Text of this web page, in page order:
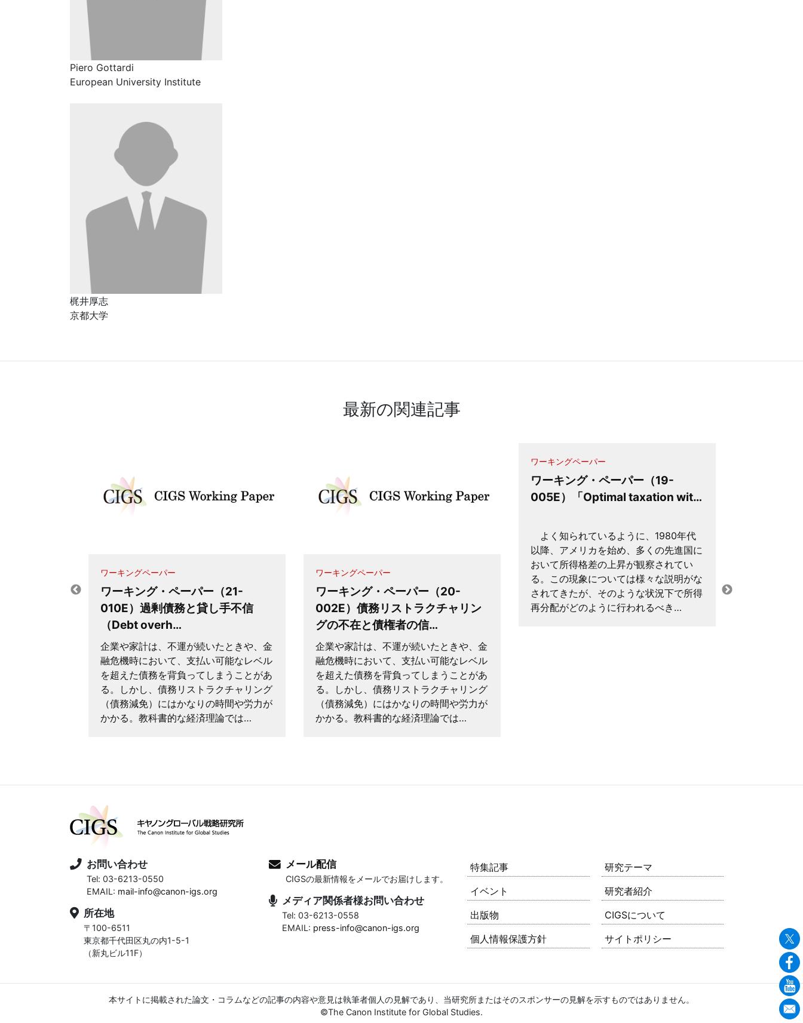
Piero Gottardi
European University Institute
梶井厚志
京都大学
最新の関連記事
ワーキングペーパー
ワーキング・ペーパー（21-
010E）過剰債務と貸し手不信
（Debt overh…
企業や家計は、不運が続いたときや、金
融危機時において、支払い可能なレベル
を超えた債務を背負ってしまうことがあ
る。しかし、債務リストラクチャリング
（債務減免）にはかなりの時間や労力が
かかる。教科書的な経済理論では…
ワーキングペーパー
ワーキング・ペーパー（20-
002E）債務リストラクチャリン
グの不在と債権者の信…
企業や家計は、不運が続いたときや、金
融危機時において、支払い可能なレベル
を超えた債務を背負ってしまうことがあ
る。しかし、債務リストラクチャリング
（債務減免）にはかなりの時間や労力が
かかる。教科書的な経済理論では…
ワーキングペーパー
ワーキング・ペーパー（19-
005E）「Optimal taxation wit…
よく知られているように、1980年代
以降、アメリカを始め、多くの先進国に
おいて所得格差の上昇が観察されてい
る。この現象については様々な説明がな
されてきたが、そのような状況下で所得
再分配がどのように行われるべき…
お問い合わせ
Tel: 03-6213-0550
EMAIL: mail-info@canon-igs.org
所在地
〒100-6511
東京都千代田区丸の内1-5-1
（新丸ビル11F）
メール配信
CIGSの最新情報をメールでお届けします。
メディア関係者様お問い合わせ
Tel: 03-6213-0558
EMAIL: press-info@canon-igs.org
特集記事
研究テーマ
イベント
研究者紹介
出版物
CIGSについて
個人情報保護方針
サイトポリシー
本サイトに掲載された論文・コラムなどの記事の内容や意見は執筆者個人の見解であり、当研究所またはそのスポンサーの見解を示すものではありません。
©The Canon Institute for Global Studies.